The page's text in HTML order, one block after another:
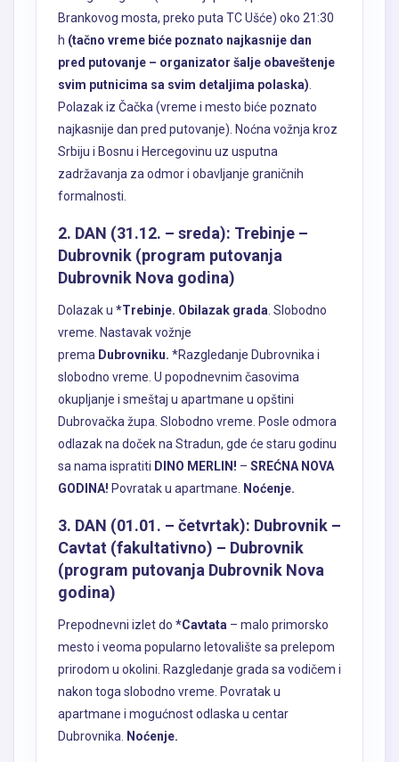
Brankovog mosta, preko puta TC Ušće) oko 21:30
h (tačno vreme biće poznato najkasnije dan
pred putovanje – organizator šalje obaveštenje
svim putnicima sa svim detaljima polaska)
Polazak iz Čačka (vreme i mesto biće poznato
najkasnije dan pred putovanje). Noćna vožnja kroz
Srbiju i Bosnu i Hercegovinu uz usputna
zadržavanja za odmor i obavljanje graničnih
formalnosti.
2. DAN (31.12. – sreda): Trebinje –
Dubrovnik (program putovanja
Dubrovnik Nova godina)
Dolazak u *Trebinje. Obilazak grada . Slobodno
vreme. Nastavak vožnje
prema Dubrovniku. *Razgledanje Dubrovnika i
slobodno vreme. U popodnevnim časovima
okupljanje i smeštaj u apartmane u opštini
Dubrovačka župa. Slobodno vreme. Posle odmora
odlazak na doček na Stradun, gde će staru godinu
sa nama ispratiti DINO MERLIN! – SREĆNA NOVA
GODINA! Povratak u apartmane. Noćenje.
3. DAN (01.01. – četvrtak): Dubrovnik –
Cavtat (fakultativno) – Dubrovnik
(program putovanja Dubrovnik Nova
godina)
Prepodnevni izlet do *Cavtata – malo primorsko
mesto i veoma popularno letovalište sa prelepom
prirodom u okolini. Razgledanje grada sa vodičem i
nakon toga slobodno vreme. Povratak u
apartmane i mogućnost odlaska u centar
Dubrovnika.
Noćenje.